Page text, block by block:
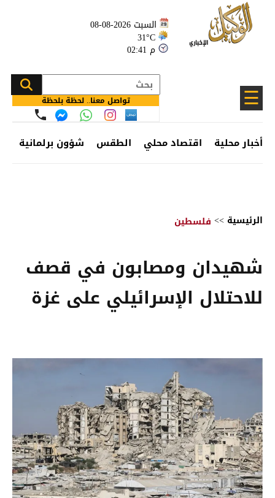
السبت 2026-08-08
31°C
02:41 م
☰ تواصل معنا.. لحظة بلحظة
أخبار محلية اقتصاد محلي الطقس شؤون برلمانية
الرئيسية >> فلسطين
شهيدان ومصابون في قصف
للاحتلال الإسرائيلي على غزة